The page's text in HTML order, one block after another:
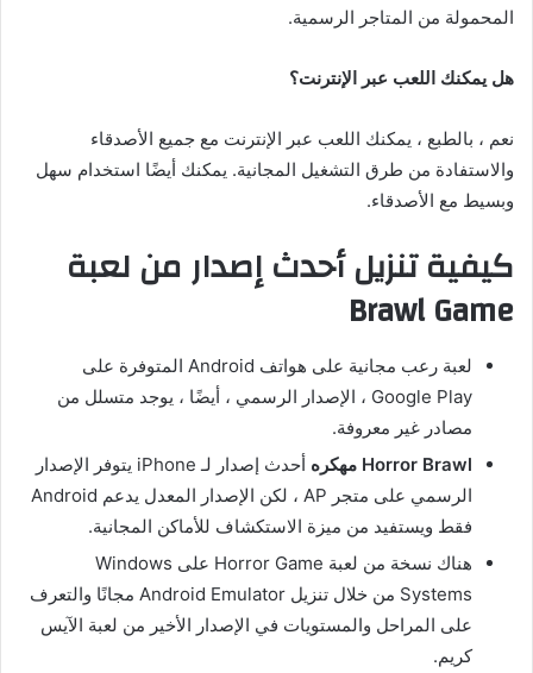
المحمولة من المتاجر الرسمية.
هل يمكنك اللعب عبر الإنترنت؟
نعم ، بالطبع ، يمكنك اللعب عبر الإنترنت مع جميع الأصدقاء
والاستفادة من طرق التشغيل المجانية. يمكنك أيضًا استخدام سهل
وبسيط مع الأصدقاء.
كيفية تنزيل أحدث إصدار من لعبة
Brawl Game
لعبة رعب مجانية على هواتف Android المتوفرة على
Google Play ، الإصدار الرسمي ، أيضًا ، يوجد متسلل من
مصادر غير معروفة.
Horror Brawl مهكره
أحدث إصدار لـ iPhone يتوفر الإصدار
الرسمي على متجر AP ، لكن الإصدار المعدل يدعم Android
فقط ويستفيد من ميزة الاستكشاف للأماكن المجانية.
هناك نسخة من لعبة Horror Game على Windows
Systems من خلال تنزيل Android Emulator مجانًا والتعرف
على المراحل والمستويات في الإصدار الأخير من لعبة الآيس
كريم.